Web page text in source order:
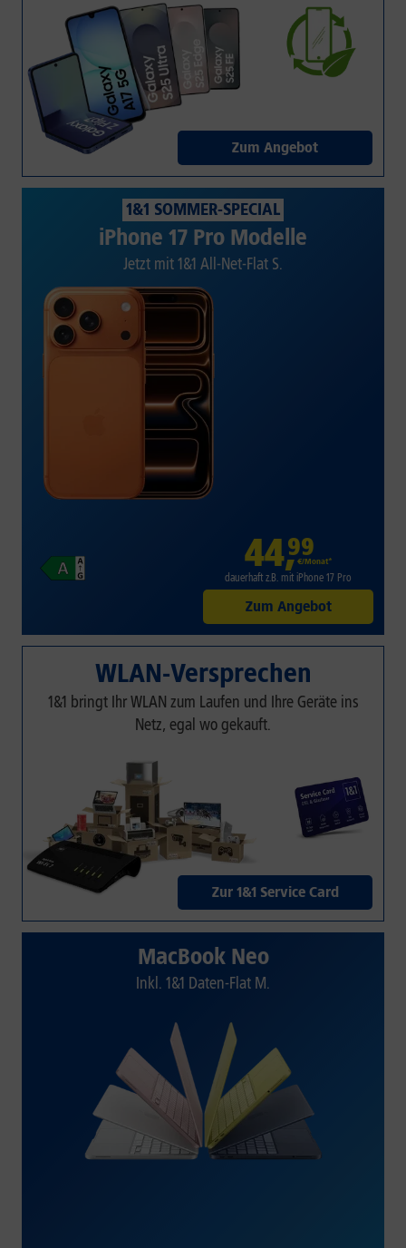
Zum Angebot
1&1 SOMMER-SPECIAL
iPhone 17 Pro Modelle
Jetzt mit 1&1 All-Net-Flat S.
44,99
€/Monat*
dauerhaft z.B. mit iPhone 17 Pro
Zum Angebot
WLAN-Versprechen
1&1 bringt Ihr WLAN zum Laufen und Ihre Geräte ins
Netz, egal wo gekauft.
Zur 1&1 Service Card
MacBook Neo
Inkl. 1&1 Daten-Flat M.